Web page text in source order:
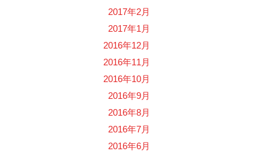
2017年2月
2017年1月
2016年12月
2016年11月
2016年10月
2016年9月
2016年8月
2016年7月
2016年6月